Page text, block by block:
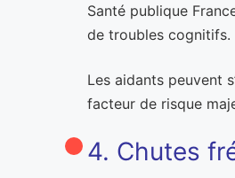
Santé publique
de troubles cognitifs.
Les aidants peuvent
facteur de risque
4. Chutes